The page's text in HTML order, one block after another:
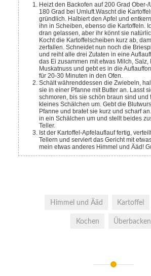
Heizt den Backofen auf 200 Grad Ober-/Unterhitze vor oder
180 Grad bei Umluft. Wascht die
gründlich. Halbiert den Apfel und
ihn in Scheiben, ebenso die Kartoffeln.
dran gelassen, aber ihr könnt sie
Kocht die Kartoffelscheiben kurz ab,
zerfallen. Schneidet nun noch die
und reiht alle drei Zutaten in eine
das Ei zusammen mit etwas Milch, Salz,
Muskatnuss und gebt es in die
für 20-30 Minuten in den Ofen.
Schält währenddessen die Zwiebeln, halbiert sie und bratet
sie in einer Pfanne mit Butter an. Lasst
schmoren, bis sie schön braun sind und
kleines Schälchen um. Gebt die
Pfanne und bratet sie kurz und scharf
in ein Schälchen um und stellt beides
Teller.
Ist der Kartoffel-Apfelauflauf fertig, verteilt ihn auf den
Tellern und serviert das Gericht mit
mein etwas anderes Himmel und Ääd!
Himmel und Ääd Kartoffel
Kochen Überbacken